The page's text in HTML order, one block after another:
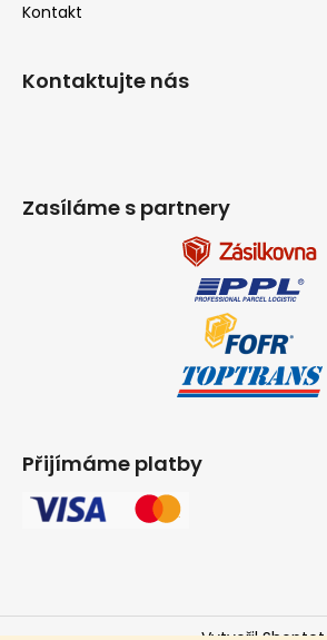
Kontakt
Kontaktujte nás
Zasíláme s partnery
Přijímáme platby